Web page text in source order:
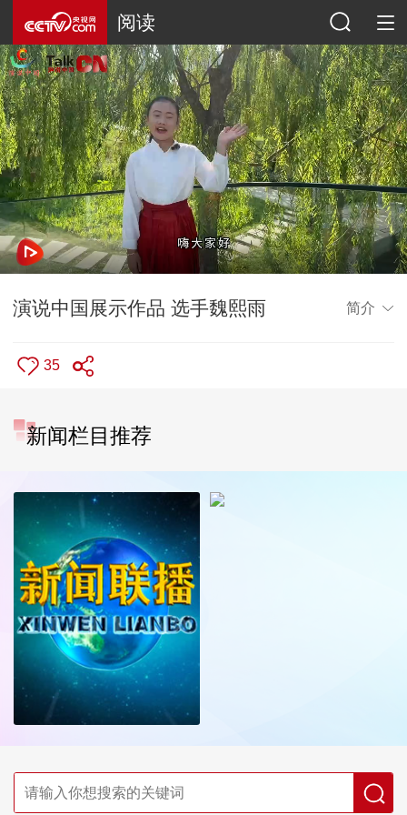
阅读
演说中国展示作品 选手魏熙雨 简介
35
新闻栏目推荐